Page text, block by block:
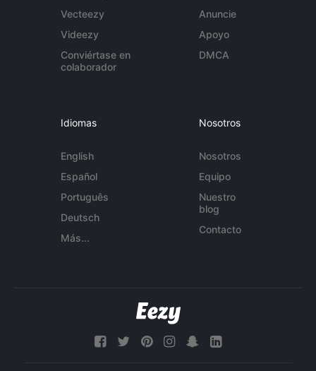
Vecteezy
Videezy
Conviértase en
colaborador
Anuncie
Apoyo
DMCA
Idiomas
English
Español
Português
Deutsch
Más...
Nosotros
Nosotros
Equipo
Nuestro
blog
Contacto